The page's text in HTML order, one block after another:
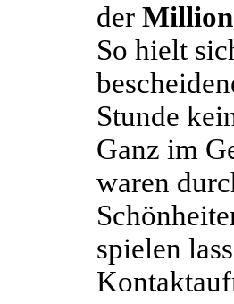
der
So hielt
Stunde
Ganz im
waren
spielen